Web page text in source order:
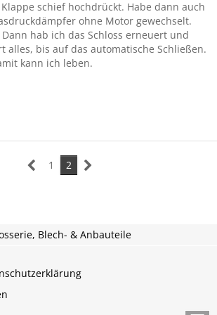
schief hochdrückt. Habe dann auch
ohne Motor gewechselt.
hab ich das Schloss erneuert und
alles, bis auf das automatische Schließen.
kann ich leben.
1 2
Blech- & Anbauteile